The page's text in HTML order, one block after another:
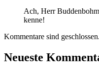
Ach, Herr
kenne!
Kommentare sind geschlossen.
Neueste